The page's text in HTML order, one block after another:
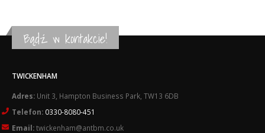
Bądź w kontakcie!
TWICKENHAM
Adres: Unit 3, Hampton Business Park, TW13 6DB
Telefon: 0330-8080-451
Email:twickenham@antbm.co.uk